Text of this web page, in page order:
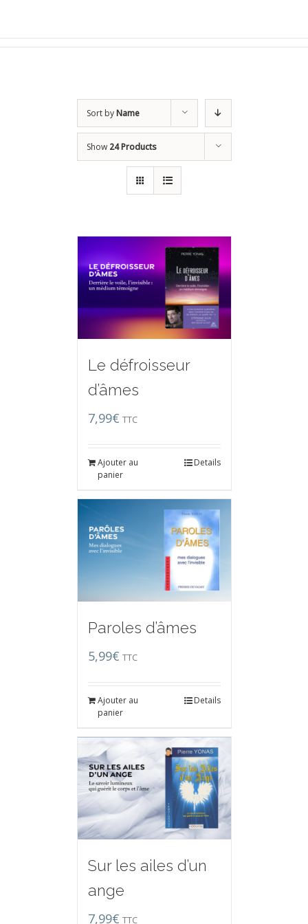
Sort byName
Show 24 Products
Le défroisseur
d’âmes
7,99€ TTC
Ajouter au
panier
Details
Paroles d’âmes
5,99€ TTC
Ajouter au
panier
Details
Sur les ailes d’un
ange
7,99€ TTC